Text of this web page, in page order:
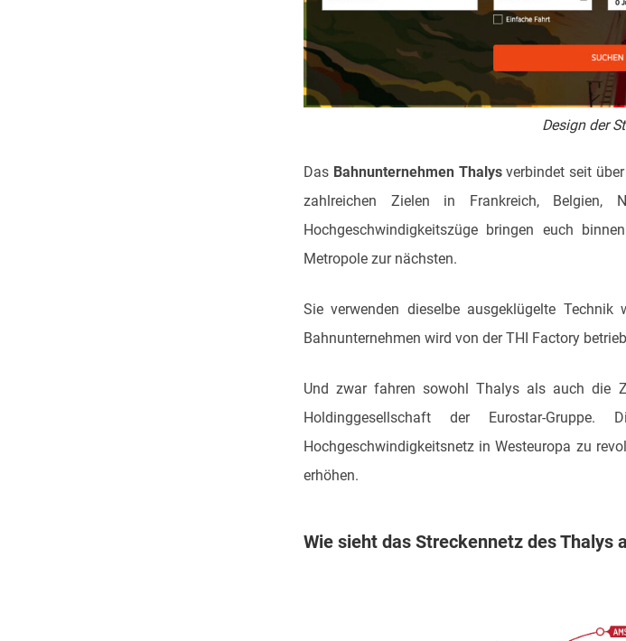
Design der
Das Bahnunternehmen Thalysverbindet seit
zahlreichen Zielen in Frankreich, Belgien,
Hochgeschwindigkeitszüge bringen euch
Metropole zur nächsten.
Sie verwenden dieselbe ausgeklügelte
Bahnunternehmen wird von der THI Factory
Und zwar fahren sowohl Thalys als auch die
Holdinggesellschaft der Eurostar-
Hochgeschwindigkeitsnetz in Westeuropa zu
erhöhen.
Wie sieht das Streckennetz des Thalys